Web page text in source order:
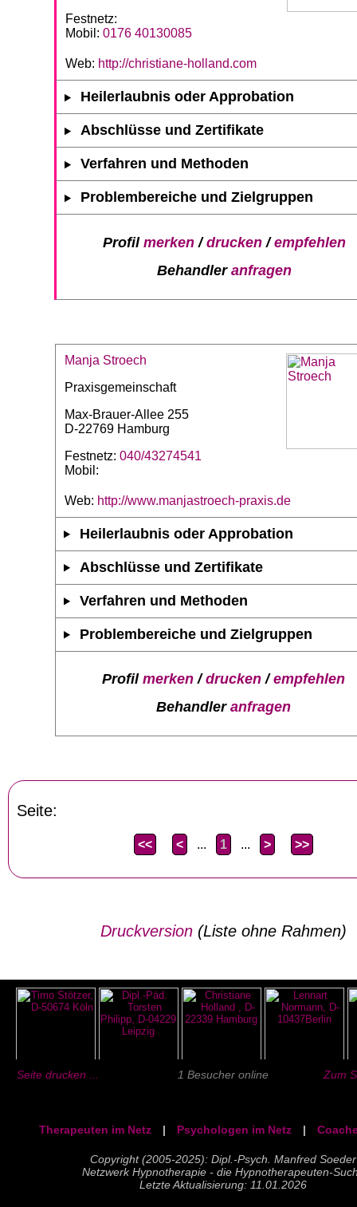
Festnetz:
Mobil: 0176 40130085
Web: http://christiane-holland.com
Heilerlaubnis oder Approbation
Abschlüsse und Zertifikate
Verfahren und Methoden
Problembereiche und Zielgruppen
Profil merken/drucken/empfehlen
Behandler anfragen
Manja Stroech
Praxisgemeinschaft
Max-Brauer-Allee 255
D-22769 Hamburg
Festnetz: 040/43274541
Mobil:
Web: http://www.manjastroech-praxis.de
Heilerlaubnis oder Approbation
Abschlüsse und Zertifikate
Verfahren und Methoden
Problembereiche und Zielgruppen
Profil merken/drucken/empfehlen
Behandler anfragen
Seite:
<< < ... 1 ... > >>
Druckversion(Liste ohne Rahmen)
Seite drucken ... 1 Besucher online Zum
Therapeuten im Netz | Psychologen im Netz |
Copyright (2005-2025): Dipl.-Psych. Manfred Soeder
Netzwerk Hypnotherapie - die Hypnotherapeuten-
Letzte Aktualisierung: 11.01.2026